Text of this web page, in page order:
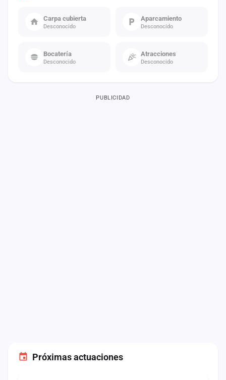
Próximas actuaciones
Carpa cubierta
Desconocido
Aparcamiento
Desconocido
Bocatería
Desconocido
Atracciones
Desconocido
PUBLICIDAD